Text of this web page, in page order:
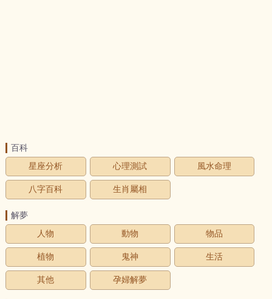
百科
星座分析
心理測試 風水命理
八字百科 生肖屬相
解夢
人物
動物 物品
植物 鬼神 生活
其他 孕婦解夢